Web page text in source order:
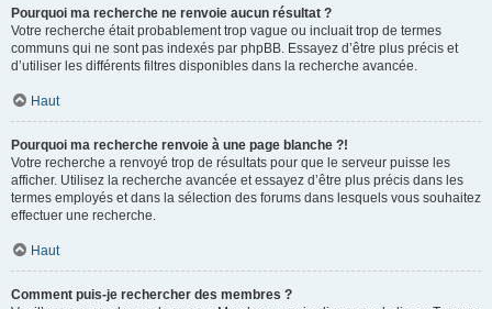
Pourquoi ma recherche ne renvoie aucun résultat ?
Votre recherche était probablement trop vague ou incluait trop de termes
communs qui ne sont pas indexés par phpBB. Essayez d’être plus précis et
d’utiliser les différents filtres disponibles dans la recherche avancée.
Haut
Pourquoi ma recherche renvoie à une page blanche ?!
Votre recherche a renvoyé trop de résultats pour que le serveur puisse les
afficher. Utilisez la recherche avancée et essayez d’être plus précis dans les
termes employés et dans la sélection des forums dans lesquels vous souhaitez
effectuer une recherche.
Haut
Comment puis-je rechercher des membres ?